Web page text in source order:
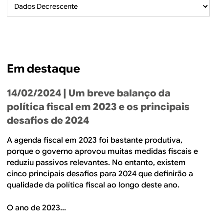
e
s
a
Em destaque
14/02/2024 | Um breve balanço da
política fiscal em 2023 e os principais
desafios de 2024
A agenda fiscal em 2023 foi bastante produtiva,
porque o governo aprovou muitas medidas fiscais e
reduziu passivos relevantes. No entanto, existem
cinco principais desafios para 2024 que definirão a
qualidade da política fiscal ao longo deste ano.
O ano de 2023...